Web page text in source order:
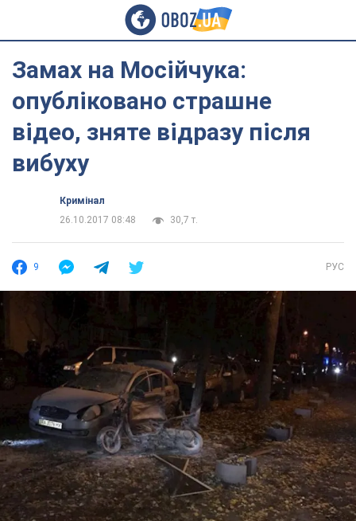
Замах на Мосійчука:
опубліковано страшне
відео, зняте відразу після
вибуху
Кримінал
26.10.2017 08:48
30,7 т.
9 РУС